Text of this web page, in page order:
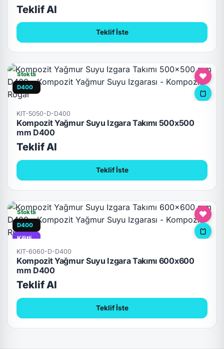
Teklif Al
Teklif İste
Stokta
D400
KIT-5050-D-D400
Kompozit Yağmur Suyu Izgara Takımı 500x500
mm D400
Teklif Al
Teklif İste
Stokta
D400
Kilitli
KIT-6060-D-D400
Kompozit Yağmur Suyu Izgara Takımı 600x600
mm D400
Teklif Al
Teklif İste